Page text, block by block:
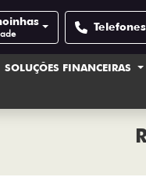
Telefones
SOLUÇÕES FINANCEIRAS